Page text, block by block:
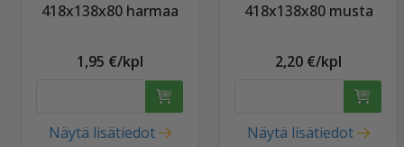
418x138x80 harmaa
1,95 €/kpl
Näytä lisätiedot
418x138x80 musta
2,20 €/kpl
Näytä lisätiedot